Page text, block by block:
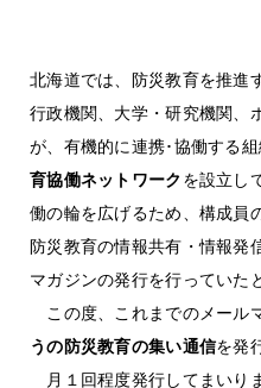
北海道では、防災教育を推進
行政機関、大学・研究機関、
が、有機的に連携･協働する
育協働ネットワーク を設立し
働の輪を広げるため、構成員
防災教育の情報共有・情報発
マガジンの発行を行っていた
この度、これまでのメール
うの防災教育の集い通信を発
月１回程度発行してまいり